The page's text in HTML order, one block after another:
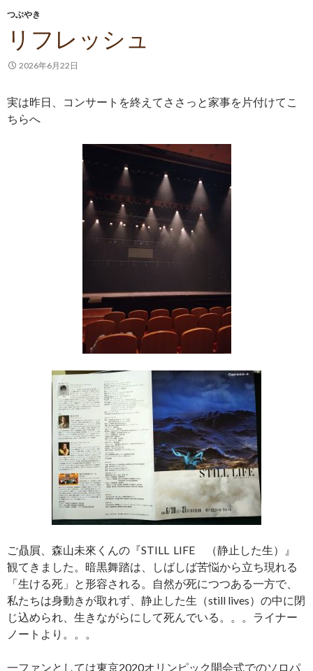
つぶやき
リフレッシュ
2026年6月22日
実は昨日、コンサートを終えてささっと家事を片付けてこ
ちらへ
ご贔屓、森山未來くんの『STILL LIFE （静止した生）』
観てきました。暗黒舞踏は、しばしば苦悩から立ち現れる
「生ける死」と形容される。自然が死につつある一方で、
私たちは身動きが取れず、静止した生（still lives）の中に閉
じ込められ、生きながらにして死んでいる。。。ライナー
ノートより。。。
一ファンとしては東京2020オリンピック開会式でのソロパ